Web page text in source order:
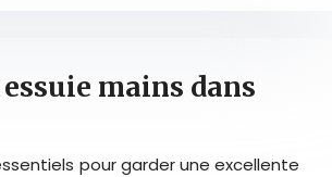
mains dans
pour garder une excellente